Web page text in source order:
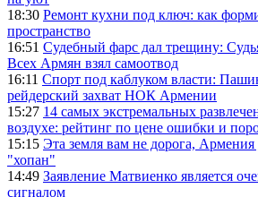
18:30 Ремонт кухни под ключ: как
пространство
16:51 Судебный фарс дал трещину:
Всех Армян взял самоотвод
16:11 Спорт под каблуком власти:
рейдерский захват НОК Армении
15:27 14 самых экстремальных
воздухе: рейтинг по цене ошибки и
15:15 Эта земля вам не дорога,
"хопан"
14:49 Заявление Матвиенко является
сигналом